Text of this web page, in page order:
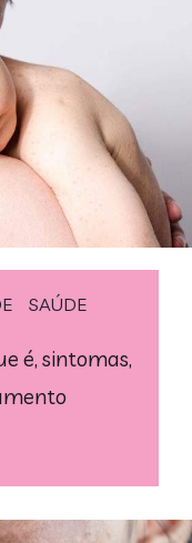
SAÚDE
é, sintomas,